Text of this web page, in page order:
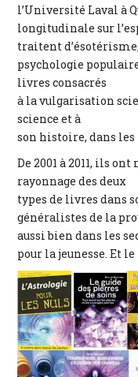
l’Université Laval à
longitudinale sur
traitent
psychologie
livres consacrés
à la vulgarisation
science et à
son histoire, dans
De 2001 à 2011, ils
rayonnage des deux
types de livres dans
généralistes de la
aussi bien dans les
pour la jeunesse. Et